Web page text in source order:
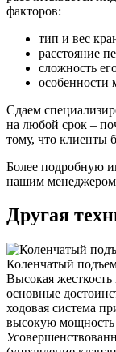
факторов:
тип и вес
расстояние
сложность
особенности
Сдаем
на любой срок –
тому, что клиенты
Более подробную
нашим менеджером
Другая
Коленчатый
Высокая
основные
ходовая система
высокую мощность